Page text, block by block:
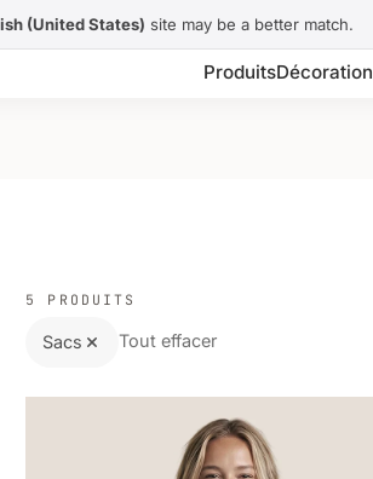
(United States) site may be a better match.
ProduitsDécoration
5 PRODUITS
Sacs Tout effacer